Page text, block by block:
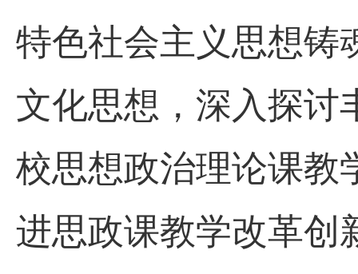
特色社会主义思想铸
文化思想，深入探讨
校思想政治理论课教
进思政课教学改革创